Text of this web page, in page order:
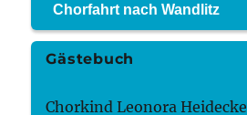
Chorfahrt nach Wandlitz
Gästebuch
Chorkind Leonora Heidecke